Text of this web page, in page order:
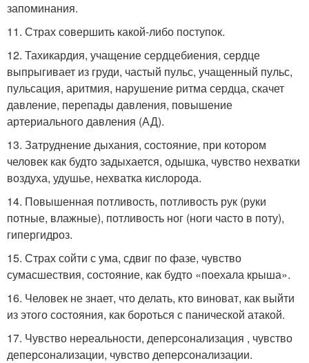
запоминания.
11. Страх совершить какой-либо поступок.
12. Тахикардия, учащение сердцебиения, сердце
выпрыгивает из груди, частый пульс, учащенный пульс,
пульсация, аритмия, нарушение ритма сердца, скачет
давление, перепады давления, повышение
артериального давления (АД).
13. Затруднение дыхания, состояние, при котором
человек как будто задыхается, одышка, чувство нехватки
воздуха, удушье, нехватка кислорода.
14. Повышенная потливость, потливость рук (руки
потные, влажные), потливость ног (ноги часто в поту),
гипергидроз.
15. Страх сойти с ума, сдвиг по фазе, чувство
сумасшествия, состояние, как будто «поехала крыша».
16. Человек не знает, что делать, кто виноват, как выйти
из этого состояния, как бороться с панической атакой.
17. Чувство нереальности, деперсонализация , чувство
деперсонализации, чувство деперсонализации.